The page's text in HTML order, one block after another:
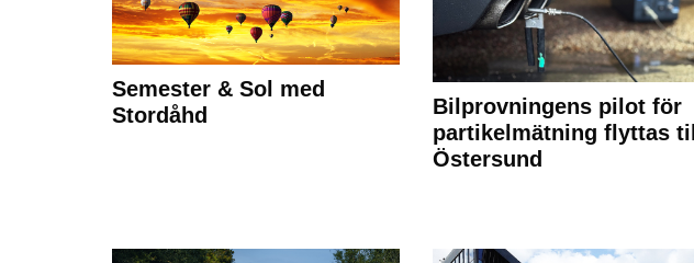
Semester & Sol med
Stordåhd
Bilprovningens pilot för
partikelmätning flyttas till
Östersund